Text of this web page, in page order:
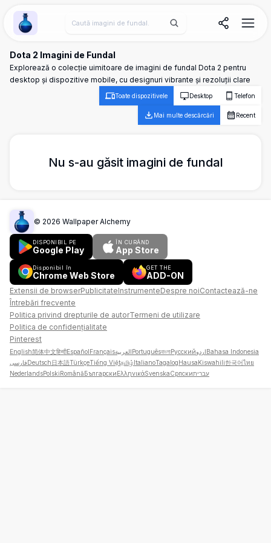
Wallpaper Alchemy
Dota 2 Imagini de Fundal
Explorează o colecție uimitoare de imagini de fundal Dota 2 pentru
desktop și dispozitive mobile, cu designuri vibrante și rezoluții clare
Toate dispozitivele Desktop Telefon
Mai multe descărcări Recent
Nu s-au găsit imagini de fundal
© 2026 Wallpaper Alchemy
DISPONIBIL PE
Google Play
ÎN CURÂND
App Store
Disponibil în
Chrome Web Store
GET THE
ADD-ON
Extensii de browserPublicitateInstrumenteDespre noiContactează-ne
Întrebări frecvente
Politica privind drepturile de autorTermeni de utilizare
Politica de confidențialitate
Pinterest
English简体中文हिन्दीEspañolFrançaisالعربيةPortuguêsবাংলাРусскийاردوBahasa Indonesia
فارسیDeutsch日本語TürkçeTiếng Việtதமிழ்ItalianoTagalogHausaKiswahili한국어ไทย
NederlandsPolskiRomânăБългарскиΕλληνικάSvenskaСрпскиעברית